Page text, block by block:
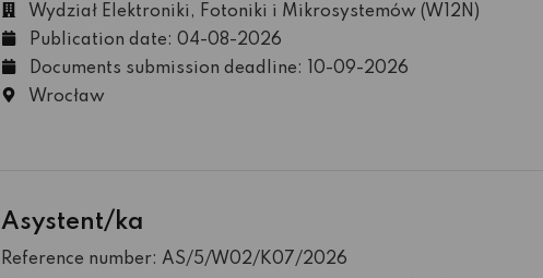
Wydział Elektroniki, Fotoniki i Mikrosystemów (W12N)
Publication date: 04-08-2026
Documents submission deadline: 10-09-2026
Wrocław
Asystent/ka
Reference number: AS/5/W02/K07/2026